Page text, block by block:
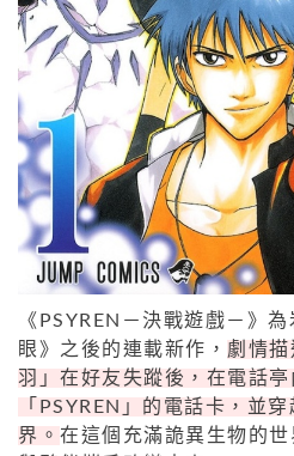
《PSYREN－決戰遊戲－》
眼》之後的連載新作， 劇情
羽」在好友失蹤後，在電話
「PSYREN」的電話卡，並
界。 在這個充滿詭異生物的世